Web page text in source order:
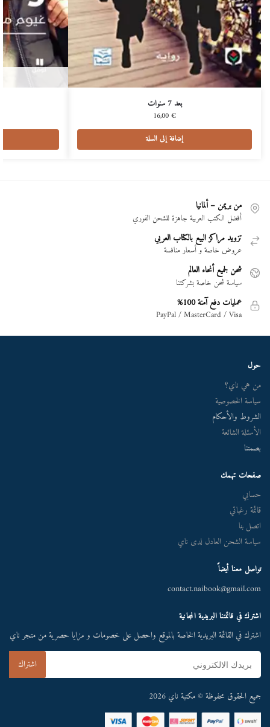
بعد 7 سنوات
16,00€
إضافة إلى السلة
من بريمن – ألمانيا
أفضل الكتب العربية جاهزة للشحن الفوري
تزويد مراكز البيع بالكتاب العربي
عروض خاصة و أسعار منافسة
شحن لجميع أنحاء العالم
سياسة شحن خاصة بشركتنا
عمليات دفع آمنة 100%
PayPal / MasterCard / Visa
حول
من هي ناي؟
سياسة الخصوصية
الشروط والأحكام
الأسئلة الشائعة
بصمتنا
صفحات تهمك
حسابي
قائمة رغباتي
اتصل بنا
سياسة الشحن العادل لدى ناي
تواصل معنا أيضاً
contact.naibook@gmail.com
اشترك في قائمتنا البريدية المجانية
اشترك في القائمة البريدية الخاصة بالموقع واحصل على خصومات و مزايا حصرية من متجر ناي
جميع الحقوق محفوظة © مكتبة ناي 2026